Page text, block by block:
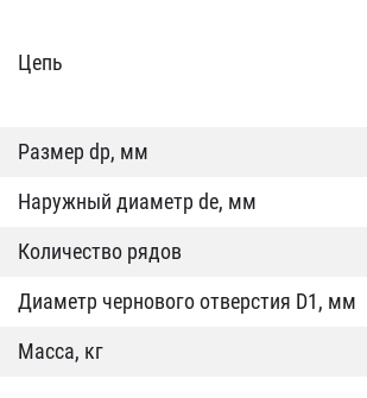
Цепь
Размер dp, мм
Наружный диаметр de, мм
Количество рядов
Диаметр чернового отверстия D1, мм
Масса, кг